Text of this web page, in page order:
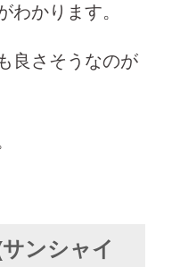
わかります。
良さそうなのが
ンシャイ